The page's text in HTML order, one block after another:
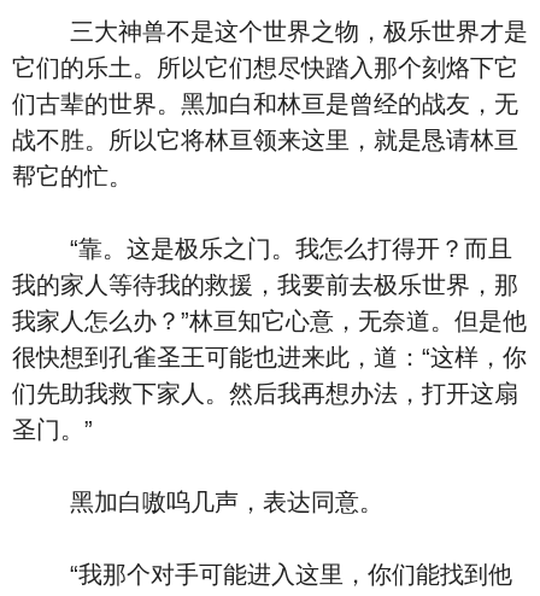
三大神兽不是这个世界之物，极乐世界才是
它们的乐土。所以它们想尽快踏入那个刻烙下它
们古辈的世界。黑加白和林亘是曾经的战友，无
战不胜。所以它将林亘领来这里，就是恳请林亘
帮它的忙。
“靠。这是极乐之门。我怎么打得开？而且
我的家人等待我的救援，我要前去极乐世界，那
我家人怎么办？”林亘知它心意，无奈道。但是他
很快想到孔雀圣王可能也进来此，道：“这样，你
们先助我救下家人。然后我再想办法，打开这扇
圣门。”
黑加白嗷呜几声，表达同意。
“我那个对手可能进入这里，你们能找到他